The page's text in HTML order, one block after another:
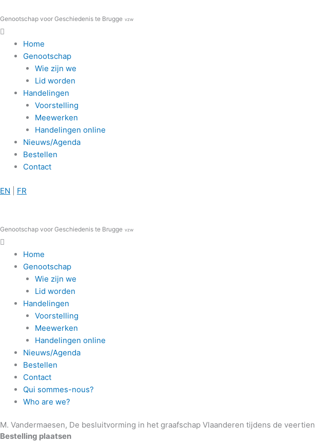
naar
de
inhoud
Genootschap voor Geschiedenis te Brugge vzw
Home
Genootschap
Wie zijn we
Lid worden
Handelingen
Voorstelling
Meewerken
Handelingen online
Nieuws/Agenda
Bestellen
Contact
EN FR
Genootschap voor Geschiedenis te Brugge vzw
Home
Genootschap
Wie zijn we
Lid worden
Handelingen
Voorstelling
Meewerken
Handelingen online
Nieuws/Agenda
Bestellen
Contact
Qui sommes-nous?
Who are we?
M. Vandermaesen, De besluitvorming in het graafschap Vlaanderen tijdens de
Bestelling plaatsen